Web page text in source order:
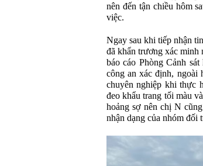
nên đến tận chiều hôm
việc.
Ngay sau khi tiếp nhận
đã khẩn trương xác minh
báo cáo Phòng Cảnh
công an xác định, ngoài
chuyên nghiệp khi thực
đeo khẩu trang tối màu
hoảng sợ nên chị N
nhận dạng của nhóm đối